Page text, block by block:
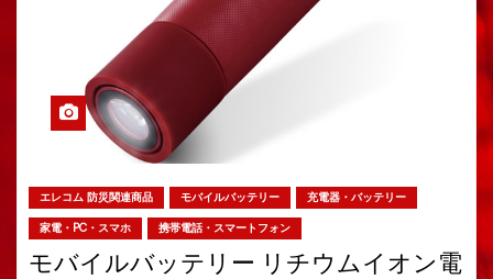
エレコム 防災関連商品 モバイルバッテリー
充電器・バッテリー
家電・PC・スマホ
携帯電話・スマートフォン
モバイルバッテリー リチウムイオン電